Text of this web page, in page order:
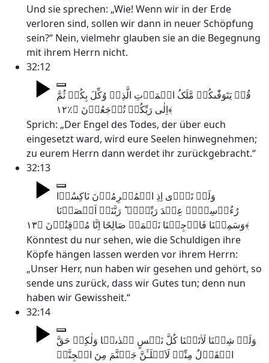
Und sie sprechen: „Wie! Wenn wir in der Erde
verloren sind, sollen wir dann in neuer Schöpfung
sein?“ Nein, vielmehr glauben sie an die Begegnung
mit ihrem Herrn nicht.
32:12
قُلۡ یَتَوَفّٰٮکُمۡ مَّلَکُ الۡمَوۡتِ الَّذِیۡ وُکِّلَ بِکُمۡ ثُمَّ
اِلٰی رَبِّکُمۡ تُرۡجَعُوۡنَ ﴿٪۱۲﴾
Sprich: „Der Engel des Todes, der über euch
eingesetzt ward, wird eure Seelen hinwegnehmen;
zu eurem Herrn dann werdet ihr zurückgebracht.“
32:13
وَلَوۡ تَرٰۤی اِذِ الۡمُجۡرِمُوۡنَ نَاکِسُوۡا
رُءُوۡسِہِمۡ عِنۡدَ رَبِّہِمۡ ؕ رَبَّنَاۤ اَبۡصَرۡنَا
وَسَمِعۡنَا فَارۡجِعۡنَا نَعۡمَلۡ صَالِحًا اِنَّا مُوۡقِنُوۡنَ ﴿۱۳﴾
Könntest du nur sehen, wie die Schuldigen ihre
Köpfe hängen lassen werden vor ihrem Herrn:
„Unser Herr, nun haben wir gesehen und gehört, so
sende uns zurück, dass wir Gutes tun; denn nun
haben wir Gewissheit.“
32:14
وَلَوۡ شِئۡنَا لَاٰتَیۡنَا کُلَّ نَفۡسٍ ہُدٰٮہَا وَلٰکِنۡ حَقَّ
الۡقَوۡلُ مِنِّیۡ لَاَمۡلَـَٔنَّ جَہَنَّمَ مِنَ الۡجِنَّۃِ